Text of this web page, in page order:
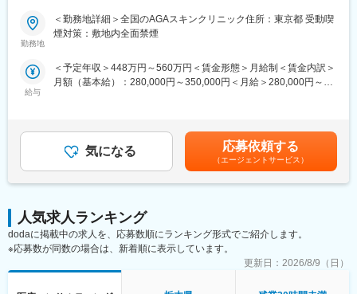
・メーカー、ディーラー（販売代理店）との価格交渉支援
・コストが低い製品を採用するために、ドクターなど医療スタッ
※医療スタッフの意向を確認し、コストとのバランスを鑑みて、改
善に向けた提案・各所の調整を行います。
・まずは現場に慣れていただき、その後、価格交渉や医療従事者
へのコスト削減提案などに挑戦いただきます。
・基本的にOJTにて現場を学んでいただきます。先輩社員が丁寧
じ部署のスタッフが常に気にかけてくれるため、不安はすぐに解
消される環境です。
※埼玉・群馬・栃木エリア担当
■業務内容：
全国に展開している発毛専門クリニック「AGAスキンクリニッ
※初任地に関しては、選考を通じてご希望をお伺いし、考慮した上
で決定いたします。
・クリニックスタッフの採用業務（面接など）
・受付スタッフの教育、指導、マネジメント
・本部会議への参加
・各種研修参加（年数回）
月に20日程度、管理している医院で勤務いたします。クリニック
の中心メンバー、将来のマネージャー候補として、ご活躍頂ける
方を募集いたします。
■勤務例：横浜のマネージャー候補の主な1日の流れ
勤務地
＜勤務地詳細＞全国のAGAスキンクリニック住所：東京都 受動喫
煙対策：敷地内全面禁煙
給与
＜予定年収＞448万円～560万円＜賃金形態＞月給制＜賃金内訳＞
月額（基本給）：280,000円～350,000円＜月給＞280,000円～
額であり、選考を通じて上下する可能性があります。月給(月額)は
固定手当を含めた表記です。
気になる 応募依頼する
（エージェントサービス）
人気求人ランキング
dodaに掲載中の求人を、応募数順にランキング形式でご紹介します。
※応募数が同数の場合は、新着順に表示しています。
更新日： 2026/8/9（日）